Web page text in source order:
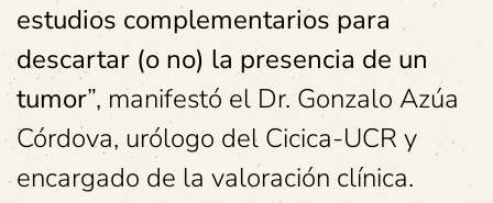
estudios complementarios para
descartar (o no) la presencia de un
tumor”, manifestó el Dr. Gonzalo Azúa
Córdova, urólogo del Cicica-UCR y
encargado de la valoración clínica.